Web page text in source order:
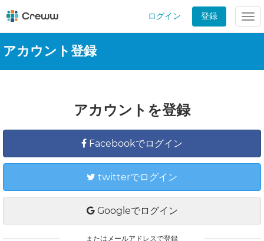
ログイン 登録
アカウント登録
アカウントを登録
Facebookでログイン
twitterでログイン
Googleでログイン
またはメールアドレスで登録